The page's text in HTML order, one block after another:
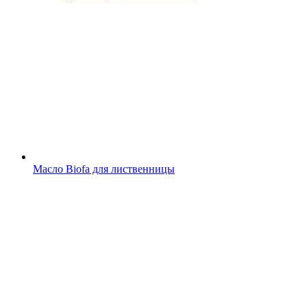
Масло Biofa для лиственницы